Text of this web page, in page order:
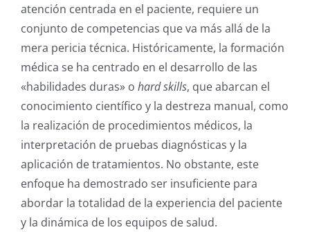
atención centrada en el paciente, requiere un
conjunto de competencias que va más allá de la
mera pericia técnica. Históricamente, la formación
médica se ha centrado en el desarrollo de las
«habilidades duras» o hard skills, que abarcan el
conocimiento científico y la destreza manual, como
la realización de procedimientos médicos, la
interpretación de pruebas diagnósticas y la
aplicación de tratamientos. No obstante, este
enfoque ha demostrado ser insuficiente para
abordar la totalidad de la experiencia del paciente
y la dinámica de los equipos de salud.